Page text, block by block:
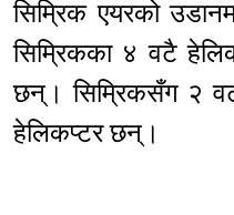
सिम्रिक एयरको
सिम्रिकका ४ वटै
छन्। सिम्रिकसँग २
हेलिकप्टर छन्।